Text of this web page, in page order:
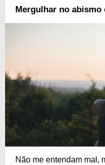
Mergulhar no abismo
Não me entendam mal,